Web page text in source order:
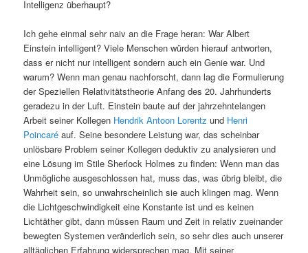
Intelligenz überhaupt?
Ich gehe einmal sehr naiv an die Frage heran: War Albert
Einstein intelligent? Viele Menschen würden hierauf antworten,
dass er nicht nur intelligent sondern auch ein Genie war. Und
warum? Wenn man genau nachforscht, dann lag die Formulierung
der Speziellen Relativitätstheorie Anfang des 20. Jahrhunderts
geradezu in der Luft. Einstein baute auf der jahrzehntelangen
Arbeit seiner Kollegen Hendrik Antoon Lorentz und Henri
Poincaré auf. Seine besondere Leistung war, das scheinbar
unlösbare Problem seiner Kollegen deduktiv zu analysieren und
eine Lösung im Stile Sherlock Holmes zu finden: Wenn man das
Unmögliche ausgeschlossen hat, muss das, was übrig bleibt, die
Wahrheit sein, so unwahrscheinlich sie auch klingen mag. Wenn
die Lichtgeschwindigkeit eine Konstante ist und es keinen
Lichtäther gibt, dann müssen Raum und Zeit in relativ zueinander
bewegten Systemen veränderlich sein, so sehr dies auch unserer
alltäglichen Erfahrung widersprechen mag. Mit seiner